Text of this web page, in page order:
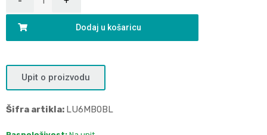
Dodaj u košaricu
Upit o proizvodu
Šifra artikla: LU6MB0BL